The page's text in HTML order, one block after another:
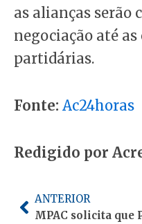
as alianças serão
negociação até as
partidárias.
Fonte: Ac24horas
Redigido por
Anterior
ANTERIOR